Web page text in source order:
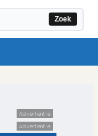
Zoek
Advertentie
Advertentie